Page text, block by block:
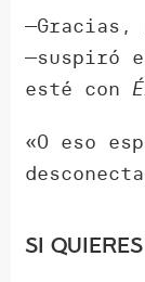
—Gracias,
—suspiró
esté con
«O eso
Si